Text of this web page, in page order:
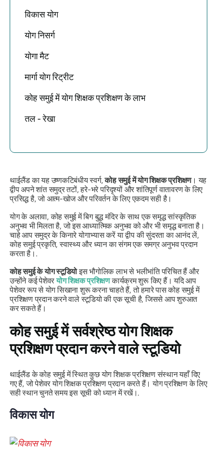
विकास योग
योग निसर्ग
योगा मैट
मार्गा योग रिट्रीट
कोह समुई में योग शिक्षक प्रशिक्षण के लाभ
तल - रेखा
थाईलैंड का यह उष्णकटिबंधीय स्वर्ग,कोह समुई में योग शिक्षक प्रशिक्षण। यह
द्वीप अपने शांत समुद्र तटों, हरे-भरे परिदृश्यों और शांतिपूर्ण वातावरण के लिए
प्रसिद्ध है, जो आत्म-खोज और परिवर्तन के लिए एकदम सही है।
योग के अलावा, कोह समुई में बिग बुद्ध मंदिर के साथ एक समृद्ध सांस्कृतिक
अनुभव भी मिलता है, जो इस आध्यात्मिक अनुभव को और भी समृद्ध बनाता है।
चाहे आप समुद्र के किनारे योगाभ्यास करें या द्वीप की सुंदरता का आनंद लें,
कोह समुई प्रकृति, स्वास्थ्य और ध्यान का संगम एक समग्र अनुभव प्रदान
करता है।.
कोह समुई के योग स्टूडियोइस भौगोलिक लाभ से भलीभांति परिचित हैं और
उन्होंने कई पेशेवरयोग शिक्षक प्रशिक्षणकार्यक्रम शुरू किए हैं। यदि आप
पेशेवर रूप से योग सिखाना शुरू करना चाहते हैं, तो हमारे पास कोह समुई में
प्रशिक्षण प्रदान करने वाले स्टूडियो की एक सूची है, जिससे आप शुरुआत
कर सकते हैं।
कोह समुई में सर्वश्रेष्ठ योग शिक्षक
प्रशिक्षण प्रदान करने वाले स्टूडियो
थाईलैंड के कोह समुई में स्थित कुछ योग शिक्षक प्रशिक्षण संस्थान यहाँ दिए
गए हैं, जो पेशेवर योग शिक्षक प्रशिक्षण प्रदान करते हैं। योग प्रशिक्षण के लिए
सही स्थान चुनते समय इस सूची को ध्यान में रखें।.
विकास योग